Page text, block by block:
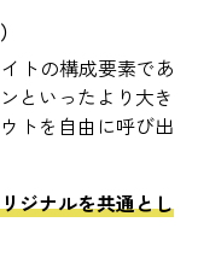
トの構成要素であ
といったより大き
トを自由に呼び出
ジナルを共通とし